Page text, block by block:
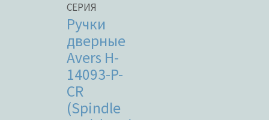
СЕРИЯ
Ручки
дверные
Avers H-
14093-P-
CR
(Spindle